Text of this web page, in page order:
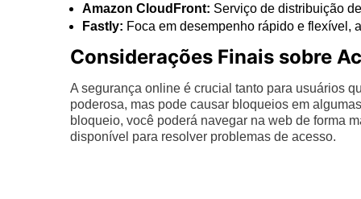
Amazon CloudFront: Serviço de distribuição
Fastly: Foca em desempenho rápido e flexível,
Considerações Finais sobre
A segurança online é crucial tanto para usuários
poderosa, mas pode causar bloqueios em
bloqueio, você poderá navegar na web de forma
disponível para resolver problemas de acesso.